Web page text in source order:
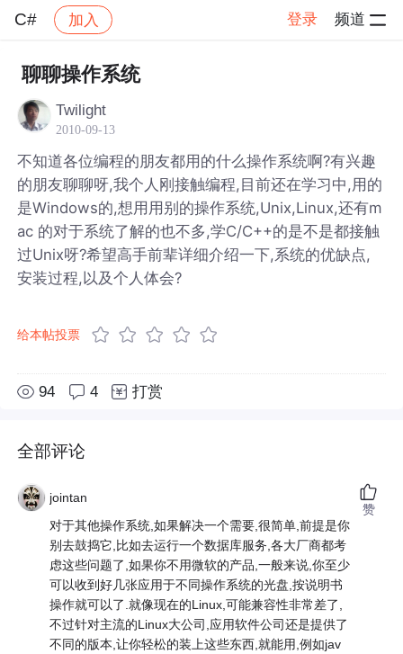
C# 加入 登录 频道
社区 C# 帖子详情
聊聊操作系统
Twilight
2010-09-13
不知道各位编程的朋友都用的什么操作系统啊?有兴趣
的朋友聊聊呀,我个人刚接触编程,目前还在学习中,用的
是Windows的,想用用别的操作系统,Unix,Linux,还有m
ac 的对于系统了解的也不多,学C/C++的是不是都接触
过Unix呀?希望高手前辈详细介绍一下,系统的优缺点,
安装过程,以及个人体会?
给本帖投票
94 4 打赏
全部评论
jointan
对于其他操作系统,如果解决一个需要,很简单,前提是你
别去鼓捣它,比如去运行一个数据库服务,各大厂商都考
虑这些问题了,如果你不用微软的产品,一般来说,你至少
可以收到好几张应用于不同操作系统的光盘,按说明书
操作就可以了.就像现在的Linux,可能兼容性非常差了,
不过针对主流的Linux大公司,应用软件公司还是提供了
不同的版本,让你轻松的装上这些东西,就能用,例如jav
赞